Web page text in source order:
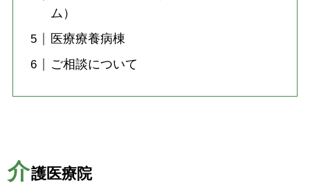
ム）
医療療養病棟
ご相談について
介護医療院